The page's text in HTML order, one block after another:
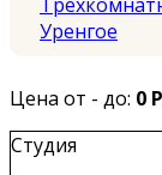
Уренгое
Цена от - до: 0
Студия